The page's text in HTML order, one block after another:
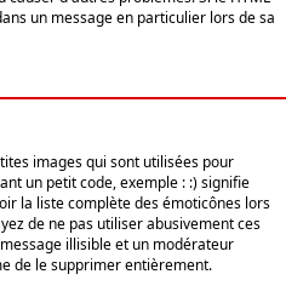
un message en particulier lors de sa
images qui sont utilisées pour
un petit code, exemple : :) signifie
la liste complète des émoticônes lors
de ne pas utiliser abusivement ces
illisible et un modérateur
de le supprimer entièrement.